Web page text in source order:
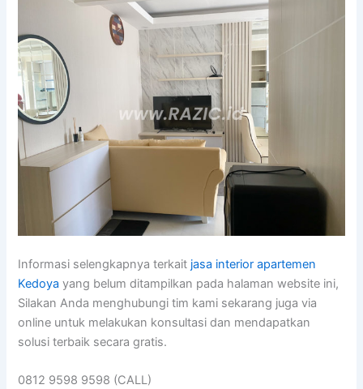
Informasi selengkapnya terkait jasa interior apartemen
Kedoya yang belum ditampilkan pada halaman website ini,
Silakan Anda menghubungi tim kami sekarang juga via
online untuk melakukan konsultasi dan mendapatkan
solusi terbaik secara gratis.
0812 9598 9598 (CALL)